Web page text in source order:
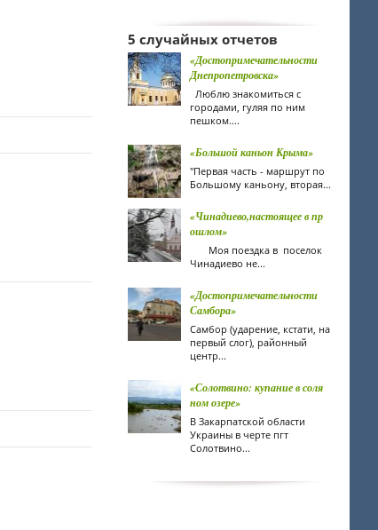
5 случайных отчетов
«Достопримечательности
Днепропетровска»
Люблю знакомиться с
городами, гуляя по ним
пешком....
«Большой каньон Крыма»
"Первая часть - маршрут по
Большому каньону, вторая...
«Чинадиево,настоящее в пр
ошлом»
Моя поездка в поселок
Чинадиево не...
«Достопримечательности
Самбора»
Самбор (ударение, кстати, на
первый слог), районный
центр...
«Солотвино: купание в соля
ном озере»
В Закарпатской области
Украины в черте пгт
Солотвино...